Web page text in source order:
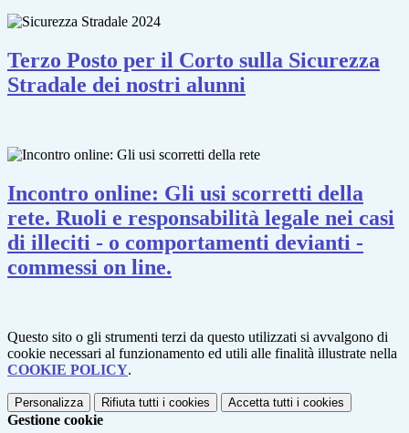
Terzo Posto per il Corto sulla Sicurezza
Stradale dei nostri alunni
Incontro online: Gli usi scorretti della
rete. Ruoli e responsabilità legale nei casi
di illeciti - o comportamenti devianti -
commessi on line.
Questo sito o gli strumenti terzi da questo utilizzati si avvalgono di
cookie necessari al funzionamento ed utili alle finalità illustrate nella
COOKIE POLICY.
Personalizza Rifiuta tutti i cookies Accetta tutti i cookies
Gestione cookie